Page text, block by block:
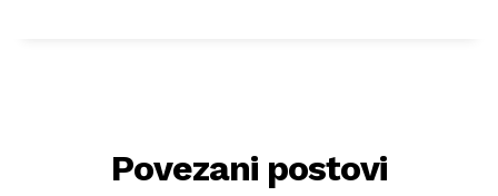
Povezani postovi